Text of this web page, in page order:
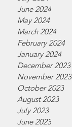
June 2024
May 2024
March 2024
February 2024
January 2024
December 2023
November 2023
October 2023
August 2023
July 2023
June 2023